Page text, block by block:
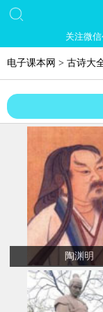
关注微
电子课本网 > 古诗大
陶渊明